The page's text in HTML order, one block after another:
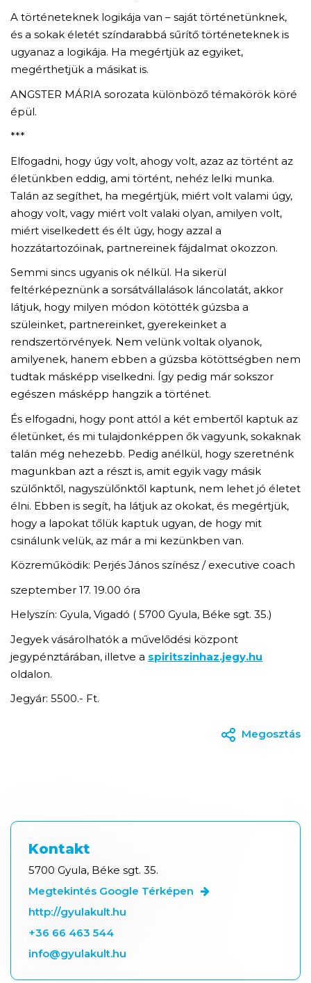
A történeteknek logikája van – saját történetünknek,
és a sokak életét színdarabbá sűrítő történeteknek is
ugyanaz a logikája. Ha megértjük az egyiket,
megérthetjük a másikat is.
ANGSTER MÁRIA sorozata különböző témakörök köré
épül.
***
Elfogadni, hogy úgy volt, ahogy volt, azaz az történt az
életünkben eddig, ami történt, nehéz lelki munka.
Talán az segíthet, ha megértjük, miért volt valami úgy,
ahogy volt, vagy miért volt valaki olyan, amilyen volt,
miért viselkedett és élt úgy, hogy azzal a
hozzátartozóinak, partnereinek fájdalmat okozzon.
Semmi sincs ugyanis ok nélkül. Ha sikerül
feltérképeznünk a sorsátvállalások láncolatát, akkor
látjuk, hogy milyen módon kötötték gúzsba a
szüleinket, partnereinket, gyerekeinket a
rendszertörvények. Nem velünk voltak olyanok,
amilyenek, hanem ebben a gúzsba kötöttségben nem
tudtak másképp viselkedni. Így pedig már sokszor
egészen másképp hangzik a történet.
És elfogadni, hogy pont attól a két embertől kaptuk az
életünket, és mi tulajdonképpen ők vagyunk, sokaknak
talán még nehezebb. Pedig anélkül, hogy szeretnénk
magunkban azt a részt is, amit egyik vagy másik
szülőnktől, nagyszülőnktől kaptunk, nem lehet jó életet
élni. Ebben is segít, ha látjuk az okokat, és megértjük,
hogy a lapokat tőlük kaptuk ugyan, de hogy mit
csinálunk velük, az már a mi kezünkben van.
Közreműködik: Perjés János színész / executive coach
szeptember 17. 19.00 óra
Helyszín: Gyula, Vigadó ( 5700 Gyula, Béke sgt. 35.)
Jegyek vásárolhatók a művelődési központ
jegypénztárában, illetve a spiritszinhaz.jegy.hu
oldalon.
Jegyár: 5500.- Ft.
Megosztás
Kontakt
5700 Gyula, Béke sgt. 35.
Megtekintés Google Térképen
http://gyulakult.hu
+36 66 463 544
info@gyulakult.hu